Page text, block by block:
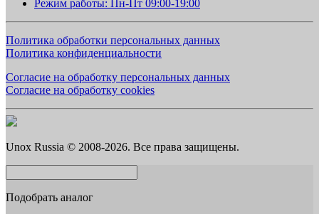
Режим работы: Пн-Пт 09:00-19:00
Политика обработки персональных данных
Политика конфиденциальности
Согласие на обработку персональных данных
Согласие на обработку cookies
Unox Russia © 2008-2026. Все права защищены.
Подобрать аналог